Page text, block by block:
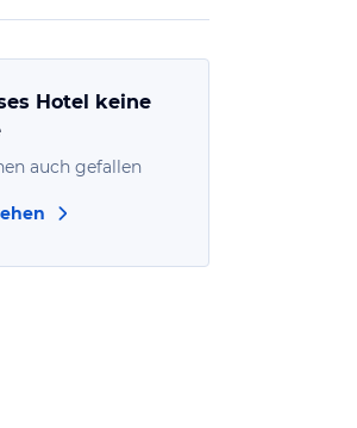
Hotel keine
auch gefallen